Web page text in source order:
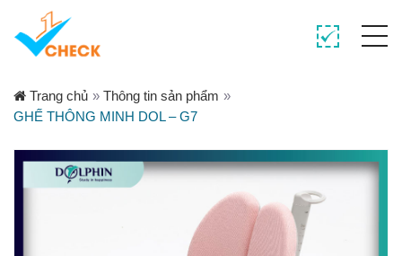
Trang chủ » Thông tin sản phẩm »
GHẾ THÔNG MINH DOL – G7